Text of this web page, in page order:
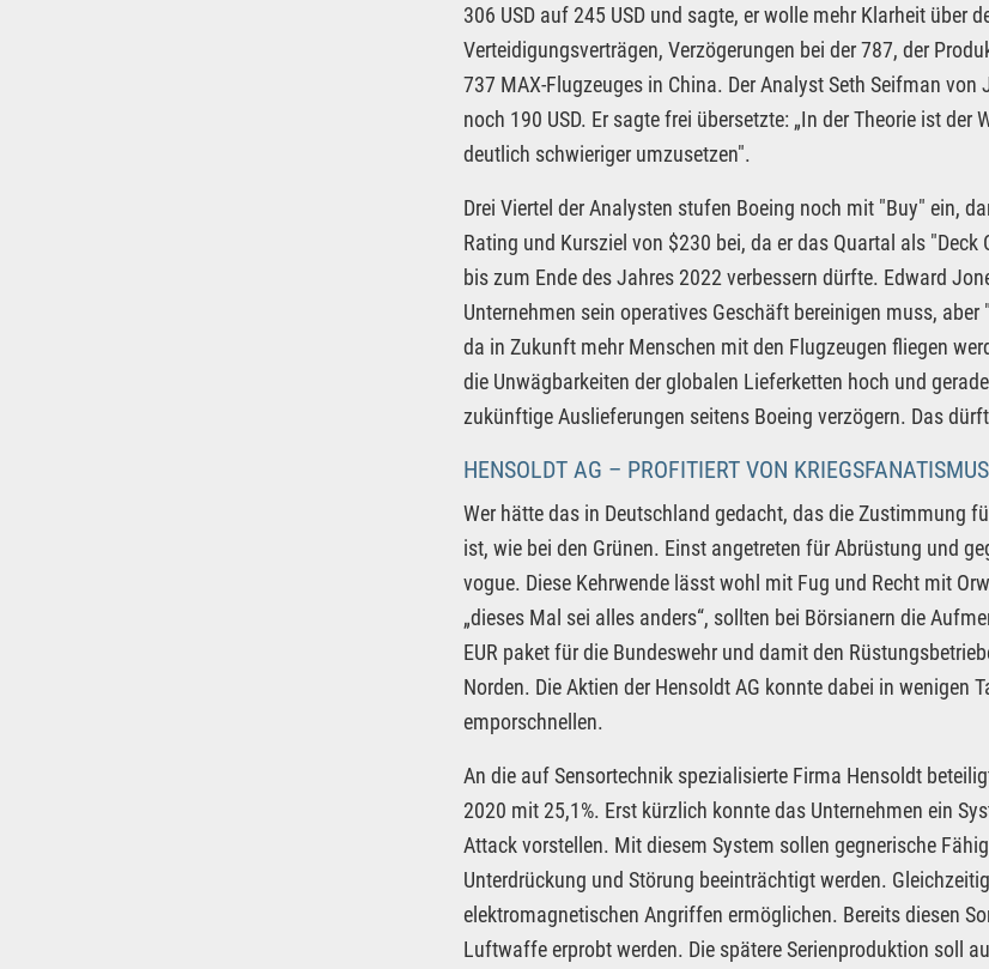
306 USD auf 245 USD und sagte, er wolle mehr Klarheit über
Verteidigungsverträgen, Verzögerungen bei der 787, der
737 MAX-Flugzeuges in China. Der Analyst Seth Seifman
noch 190 USD. Er sagte frei übersetzte: „In der Theorie ist
deutlich schwieriger umzusetzen".
Drei Viertel der Analysten stufen Boeing noch mit "Buy" ein,
Rating und Kursziel von $230 bei, da er das Quartal als
bis zum Ende des Jahres 2022 verbessern dürfte. Edward
Unternehmen sein operatives Geschäft bereinigen muss,
da in Zukunft mehr Menschen mit den Flugzeugen fliegen
die Unwägbarkeiten der globalen Lieferketten hoch und
zukünftige Auslieferungen seitens Boeing verzögern. Das
HENSOLDT AG – PROFITIERT VON KRIEGSFANATISMUS
Wer hätte das in Deutschland gedacht, das die Zustimmung
ist, wie bei den Grünen. Einst angetreten für Abrüstung und
vogue. Diese Kehrwende lässt wohl mit Fug und Recht mit
„dieses Mal sei alles anders“, sollten bei Börsianern die
EUR paket für die Bundeswehr und damit den
Norden. Die Aktien der Hensoldt AG konnte dabei in wenigen
emporschnellen.
An die auf Sensortechnik spezialisierte Firma Hensoldt
2020 mit 25,1%. Erst kürzlich konnte das Unternehmen ein
Attack vorstellen. Mit diesem System sollen gegnerische
Unterdrückung und Störung beeinträchtigt werden.
elektromagnetischen Angriffen ermöglichen. Bereits diesen
Luftwaffe erprobt werden. Die spätere Serienproduktion soll